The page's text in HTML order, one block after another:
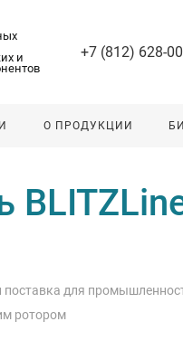
и
+7 (812) 628-
О ПРОДУКЦИИ
поставка для
ротором